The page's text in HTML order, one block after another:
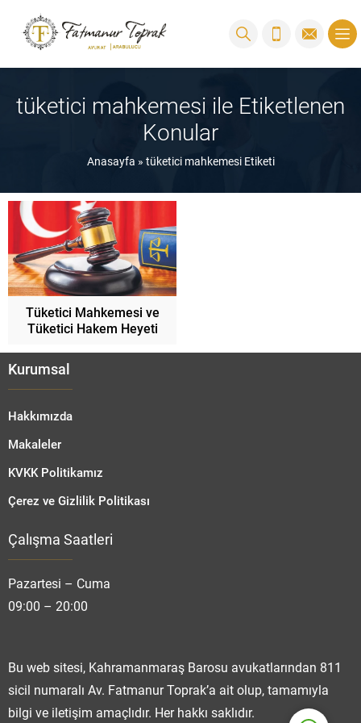
tüketici mahkemesi ile Etiketlenen
Konular
Anasayfa » tüketici mahkemesi Etiketi
Tüketici Mahkemesi ve
Tüketici Hakem Heyeti
Kurumsal
Hakkımızda
Makaleler
KVKK Politikamız
Çerez ve Gizlilik Politikası
Çalışma Saatleri
Pazartesi – Cuma
09:00 – 20:00
Bu web sitesi, Kahramanmaraş Barosu avukatlarından 811
sicil numaralı Av. Fatmanur Toprak’a ait olup, tamamıyla
bilgi ve iletişim amaçlıdır. Her hakkı saklıdır.
Cevap Yaz